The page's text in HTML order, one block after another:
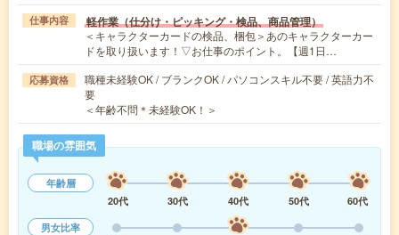
仕事内容 軽作業（仕分け・ピッキング・検品、商品管理）
＜キャラクターカードの検品、梱包＞あのキャラクターカー
ドを取り扱います！▽お仕事のポイント。【週1日…
応募資格
職種未経験OK / ブランクOK / パソコンスキル不要 / 英語力不
要
＜年齢不問＊未経験OK！＞
職場の雰囲気
年齢層
20代
30代 40代 50代
60代
男女比率